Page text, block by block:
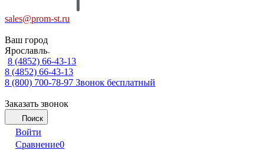
sales@prom-st.ru
Ваш город
Ярославль
8 (4852) 66-43-13
8 (4852) 66-43-13
8 (800) 700-78-97 Звонок бесплатный
Заказать звонок
Поиск
Войти
Сравнение0